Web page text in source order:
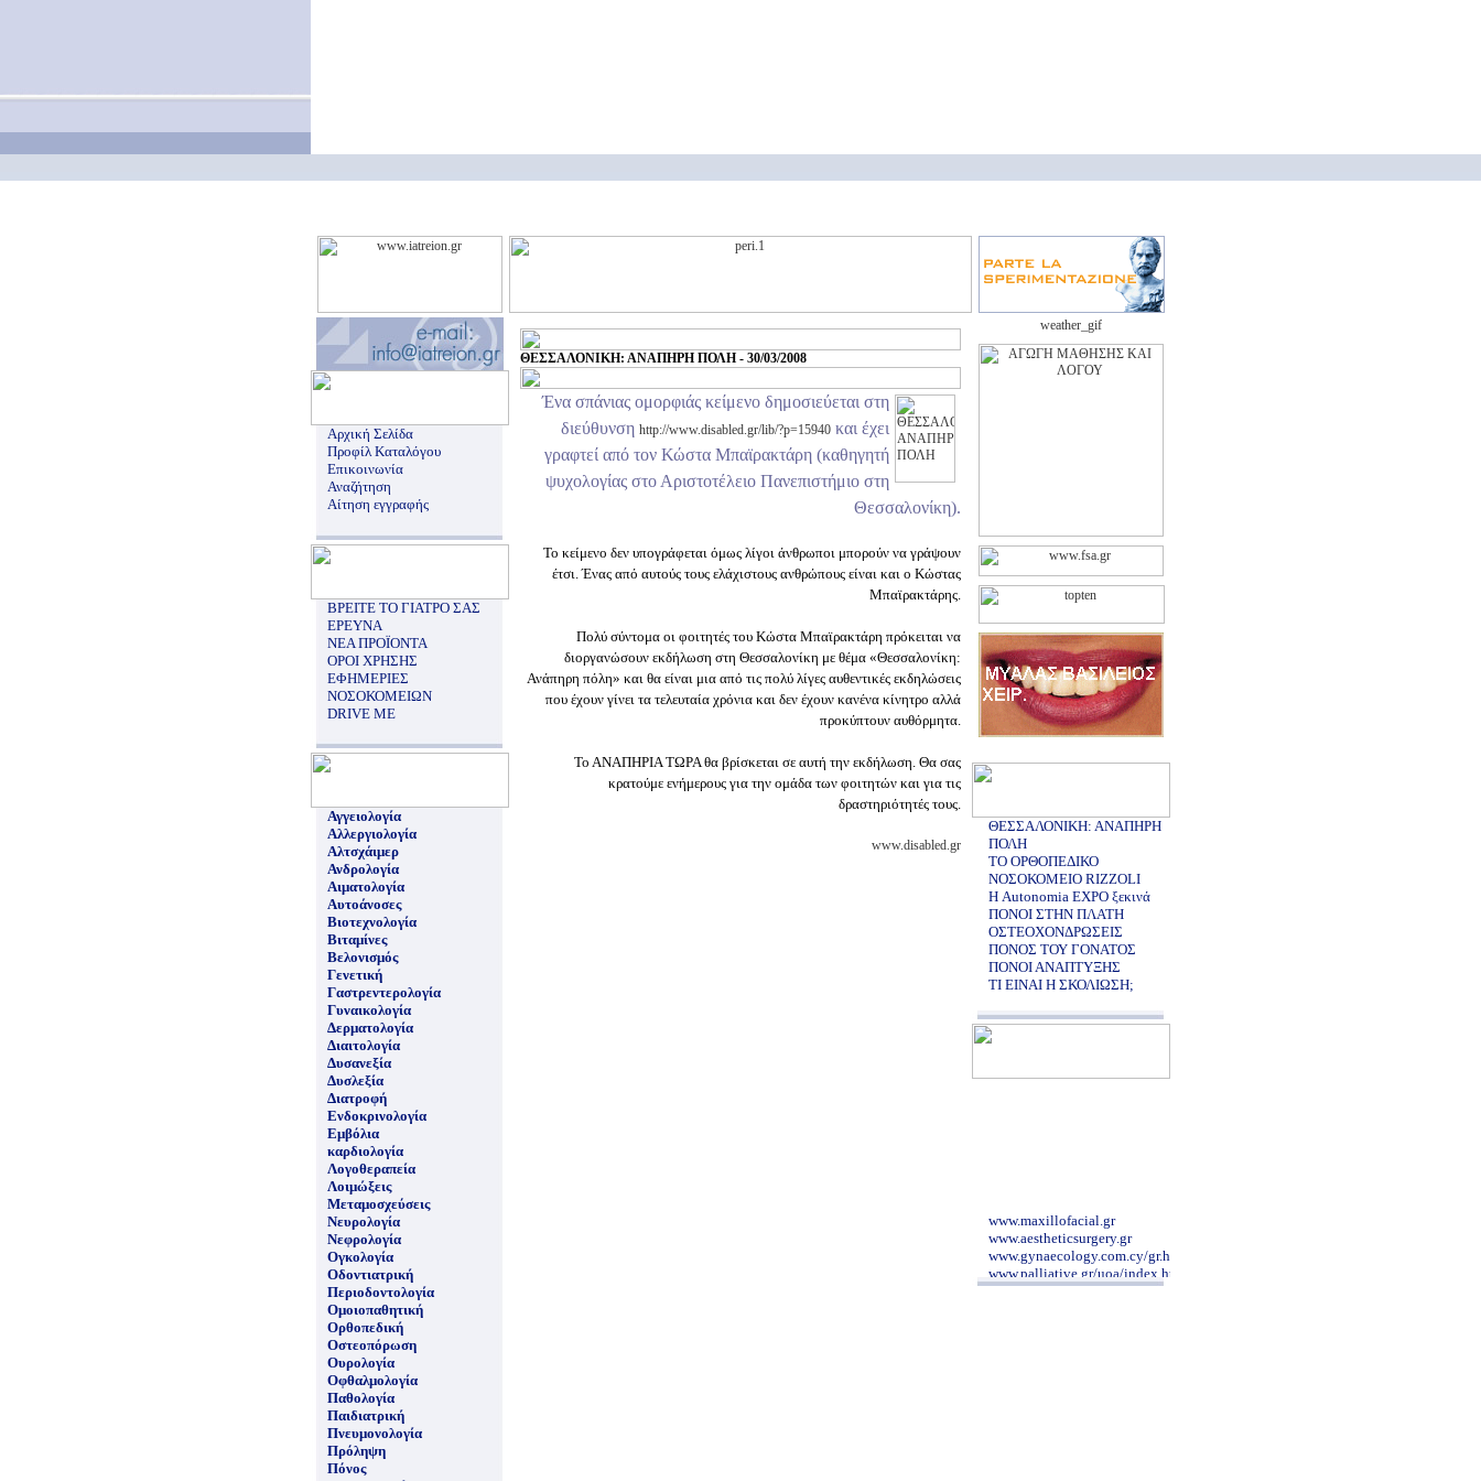
Αρχική Σελίδα
Προφίλ Καταλόγου
Επικοινωνία
Αναζήτηση
Αίτηση εγγραφής
ΒΡΕΙΤΕ ΤΟ ΓΙΑΤΡΟ ΣΑΣ
ΕΡΕΥΝΑ
ΝΕΑ ΠΡΟΪΟΝΤΑ
ΟΡΟΙ ΧΡΗΣΗΣ
ΕΦΗΜΕΡΙΕΣ
ΝΟΣΟΚΟΜΕΙΩΝ
DRIVE ME
Αγγειολογία
Αλλεργιολογία
Αλτσχάιμερ
Ανδρολογία
Αιματολογία
Αυτοάνοσες
Βιοτεχνολογία
Βιταμίνες
Βελονισμός
Γενετική
Γαστρεντερολογία
Γυναικολογία
Δερματολογία
Διαιτολογία
Δυσανεξία
Δυσλεξία
Διατροφή
Ενδοκρινολογία
Εμβόλια
καρδιολογία
Λογοθεραπεία
Λοιμώξεις
Μεταμοσχεύσεις
Νευρολογία
Νεφρολογία
Ογκολογία
Οδοντιατρική
Περιοδοντολογία
Ομοιοπαθητική
Ορθοπεδική
Οστεοπόρωση
Ουρολογία
Οφθαλμολογία
Παθολογία
Παιδιατρική
Πνευμονολογία
Πρόληψη
Πόνος
ΘΕΣΣΑΛΟΝΙΚΗ: ΑΝΑΠΗΡΗ ΠΟΛΗ - 30/03/2008
Ένα σπάνιας ομορφιάς κείμενο δημοσιεύεται στη
διεύθυνση http://www.disabled.gr/lib/?p=15940 και έχει
γραφτεί από τον Κώστα Μπαϊρακτάρη (καθηγητή
ψυχολογίας στο Αριστοτέλειο Πανεπιστήμιο στη
Θεσσαλονίκη).
Το κείμενο δεν υπογράφεται όμως λίγοι άνθρωποι μπορούν να γράψουν
έτσι. Ένας από αυτούς τους ελάχιστους ανθρώπους είναι και ο Κώστας
Μπαϊρακτάρης.
Πολύ σύντομα οι φοιτητές του Κώστα Μπαϊρακτάρη πρόκειται να
διοργανώσουν εκδήλωση στη Θεσσαλονίκη με θέμα «Θεσσαλονίκη:
Ανάπηρη πόλη» και θα είναι μια από τις πολύ λίγες αυθεντικές εκδηλώσεις
που έχουν γίνει τα τελευταία χρόνια και δεν έχουν κανένα κίνητρο αλλά
προκύπτουν αυθόρμητα.
Το ΑΝΑΠΗΡΙΑ ΤΩΡΑ θα βρίσκεται σε αυτή την εκδήλωση. Θα σας
κρατούμε ενήμερους για την ομάδα των φοιτητών και για τις
δραστηριότητές τους.
www.disabled.gr
ΘΕΣΣΑΛΟΝΙΚΗ: ΑΝΑΠΗΡΗ
ΠΟΛΗ
ΤΟ ΟΡΘΟΠΕΔΙΚΟ
ΝΟΣΟΚΟΜΕΙΟ RIZZOLI
Η Autonomia EXPO ξεκινά
ΠΟΝΟΙ ΣΤΗΝ ΠΛΑΤΗ
ΟΣΤΕΟΧΟΝΔΡΩΣΕΙΣ
ΠΟΝΟΣ ΤΟΥ ΓΟΝΑΤΟΣ
ΠΟΝΟΙ ΑΝΑΠΤΥΞΗΣ
ΤΙ ΕΙΝΑΙ Η ΣΚΟΛΙΩΣΗ;
www.maxillofacial.gr
www.aestheticsurgery.gr
www.gynaecology.com.cy/gr.htm
www.palliative.gr/uoa/index.html
www.evaggelismos-hosp.gr/